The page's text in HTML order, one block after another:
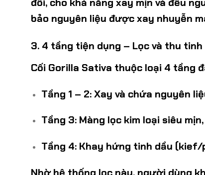
bảo nguyên liệu được xay nhuyễn
3. 4 tầng tiện dụng – Lọc và thu tinh
Cối Gorilla Sativa thuộc loại 4 tầng
Tầng 1 – 2: Xay và chứa nguyên
Tầng 3: Màng lọc kim loại siêu
Tầng 4: Khay hứng tinh dầu